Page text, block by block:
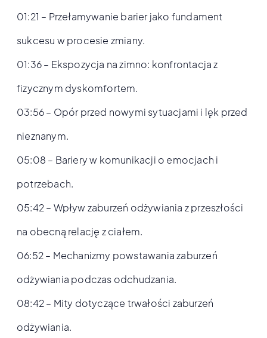
01:21 – Przełamywanie barier jako fundament
sukcesu w procesie zmiany.
01:36 – Ekspozycja na zimno: konfrontacja z
fizycznym dyskomfortem.
03:56 – Opór przed nowymi sytuacjami i lęk przed
nieznanym.
05:08 – Bariery w komunikacji o emocjach i
potrzebach.
05:42 – Wpływ zaburzeń odżywiania z przeszłości
na obecną relację z ciałem.
06:52 – Mechanizmy powstawania zaburzeń
odżywiania podczas odchudzania.
08:42 – Mity dotyczące trwałości zaburzeń
odżywiania.